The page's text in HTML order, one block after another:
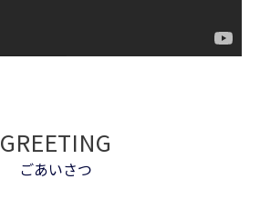
GREETING
ごあいさつ